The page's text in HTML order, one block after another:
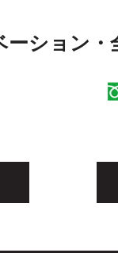
ーション